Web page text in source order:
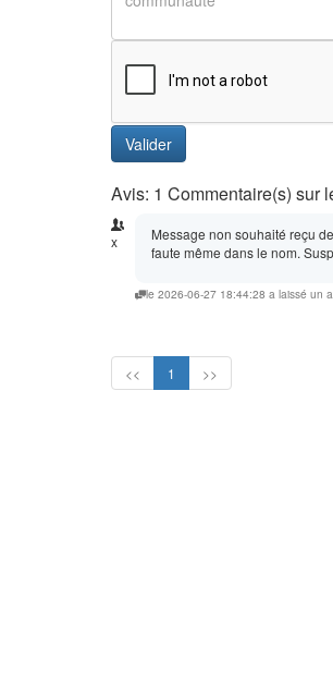
Valider
Avis: 1 Commentaire(s) sur
x
Message non souhaité reçu
faute même dans le nom.
le 2026-06-27 18:44:28 a laissé un
<< 1 >>